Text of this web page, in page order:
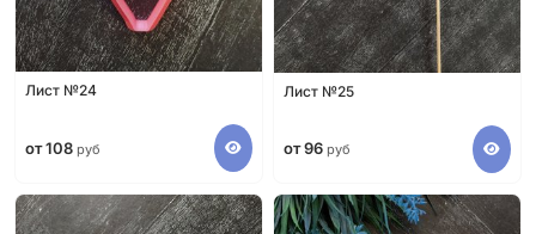
Лист №24
от 108 руб
Лист №25
от 96 руб